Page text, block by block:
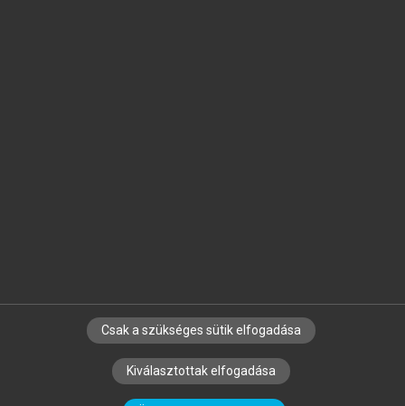
SZERZŐKNEK CÉGEKNEK KÖNYVTÁROSOKNAK
SZERKESZTÉSI ÉS LEKTORÁLÁSI ALAPELVEK
Csak a szükséges sütik elfogadása
Kiválasztottak elfogadása